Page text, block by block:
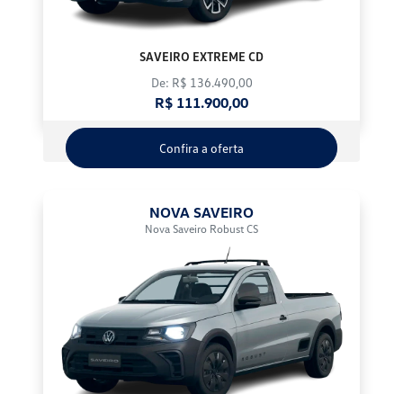
SAVEIRO EXTREME CD
De: R$ 136.490,00
R$ 111.900,00
Confira a oferta
NOVA SAVEIRO
Nova Saveiro Robust CS